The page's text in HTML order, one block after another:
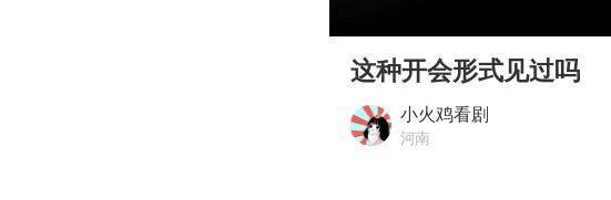
吉林一“
房主任回
这种开会形式见过吗
小火鸡看剧
河南